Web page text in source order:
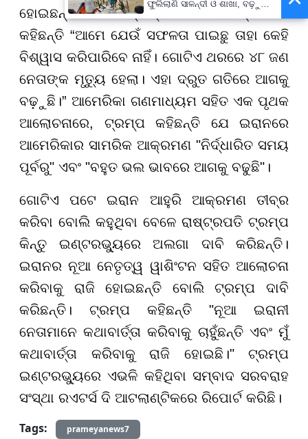
ହୋଇଛନ୍ତି ବୋଲି ଟ୍ରମ୍ପ ଦାବି କରିଛନ୍ତି। ସେ
କହିଛନ୍ତି “ଆମେ ଯେଉଁ ସଫଳତା ପାଇଛୁ ତାହା କେହି
ବିଶ୍ୱାସ କରିପାରିବେ ନାହିଁ। ଗୋଟିଏ ଥରରେ ୪୮ ଜଣ
ନେତାଙ୍କ ମୃତ୍ୟୁ ହେଲା। ଏହା ଦ୍ରୁତ ଗତିରେ ଆଗକୁ
ବଢ଼ୁଛି।” ଆମେରିକା ଗଣମାଧ୍ୟମ ସହିତ ଏକ ପୃଥକ
ଆଲୋଚନାରେ, ଟ୍ରମ୍ପ କହିଛନ୍ତି ଯେ ଇରାନରେ
ଆମେରିକାର ସାମରିକ ଆକ୍ରମଣ "ନିର୍ଦ୍ଧାରିତ ସମୟ
ପୂର୍ବରୁ" ଏବଂ "ବହୁତ ଭଲ ଭାବରେ ଆଗକୁ ବଢୁଛି"।
ଗୋଟିଏ ପଟେ ଇରାନ ଆହୁରି ଆକ୍ରମଣ ତୀବ୍ର
କରିବା ବୋଲି କହୁଥିବା ବେଳେ ରାଷ୍ଟ୍ରପତି ଟ୍ରମ୍ପ
କିନ୍ତୁ ଇଣ୍ଟରଭ୍ୟୁରେ ଅଲଗା ଦାବି କରିଛନ୍ତି।
ଇରାନର ନୂଆ ନେତୃତ୍ୱ ୱାଶିଂଟନ ସହିତ ଆଲୋଚନା
କରିବାକୁ ରାଜି ହୋଇଛନ୍ତି ବୋଲି ଟ୍ରମ୍ପ ଦାବି
କରିଛନ୍ତି। ଟ୍ରମ୍ପ କହିଛନ୍ତି "ନୂଆ ଇରାନୀ
ନେତାମାନେ କଥାବାର୍ତ୍ତା କରିବାକୁ ଚାହୁଁଛନ୍ତି ଏବଂ ମୁଁ
କଥାବାର୍ତ୍ତା କରିବାକୁ ରାଜି ହୋଇଛି।" ଟ୍ରମ୍ପ
ଇଣ୍ଟରଭ୍ୟୁରେ ଏଭଳି କହିଥିବା ସମ୍ବାଦ ସରବରାହ
ସଂସ୍ଥା ରଏଟର୍ସ ଦି ଆଟଲାଣ୍ଟିକରେ ରିପୋର୍ଟ କରିଛି।
Tags:
prameyanews7
ଫୁଲିଲାଣି ସାଳନ୍ଦୀ ଓ ଶାଖା, ବଢ଼ୁଛି
ବନ୍ୟା ଭୟ